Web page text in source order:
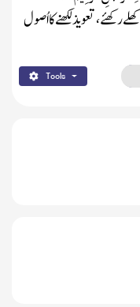
رکھئے، تعویذ لکھنے کا اُصول
Tools